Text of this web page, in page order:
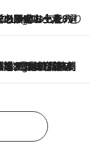
Ago
ーアルした「ディーン＆デルーカ ハワイ」で必須のお土産8選
脳ルネサンス
Ago